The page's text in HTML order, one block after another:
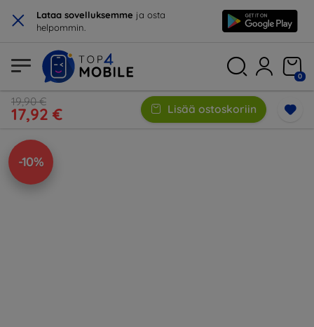
× Lataa sovelluksemme ja osta
helpommin.
0
19,90 €
17,92 € Lisää ostoskoriin
-10%